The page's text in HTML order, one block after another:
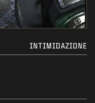
INTIMIDAZIONE